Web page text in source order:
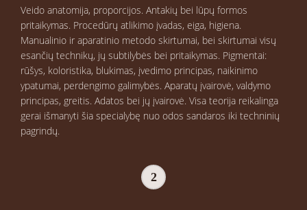
Veido anatomija, proporcijos. Antakių bei lūpų formos
pritaikymas. Procedūrų atlikimo įvadas, eiga, higiena.
Manualinio ir aparatinio metodo skirtumai, bei skirtumai visų
esančių technikų, jų subtilybės bei pritaikymas. Pigmentai:
rūšys, koloristika, blukimas, įvedimo principas, naikinimo
ypatumai, perdengimo galimybės. Aparatų įvairovė, valdymo
principas, greitis. Adatos bei jų įvairovė. Visa teorija reikalinga
gerai išmanyti šia specialybę nuo odos sandaros iki techninių
pagrindų.
2